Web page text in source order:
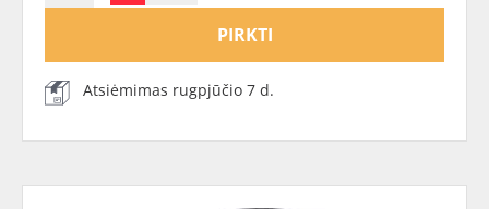
PIRKTI
Atsiėmimas rugpjūčio 7 d.